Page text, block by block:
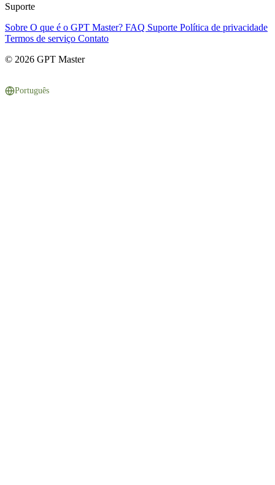
Suporte
Sobre O que é o GPT Master? FAQ Suporte Política de privacidade
Termos de serviço Contato
© 2026 GPT Master
Português